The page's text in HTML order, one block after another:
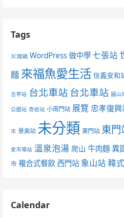
Tags
3C開箱 WordPress 做中學 七張站
麵 來福魚愛生活 信義安和
古亭站 台北車站 台北車站 圓山
公園站 奇岩站 小南門站 展覽 忠孝復興
市 景美站 未分類 東門站 東門
安市場站 溫泉泡湯 爬山 牛肉麵 異
市 複合式餐飲 西門站 象山站 韓式
Calendar